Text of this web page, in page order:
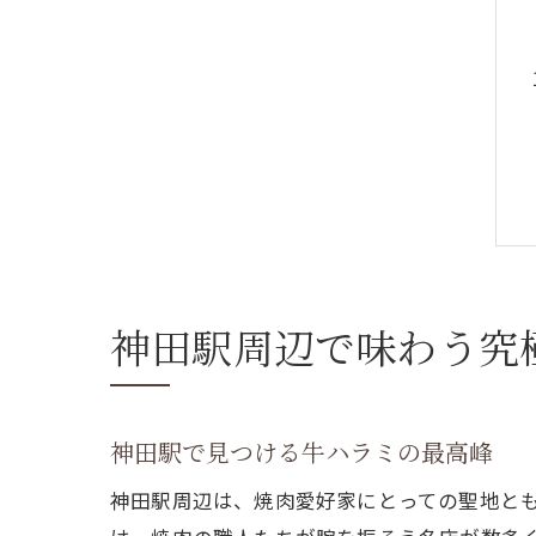
神田駅周辺で味わう
神田駅で見つける牛ハラミの最高峰
神田駅周辺は、焼肉愛好家にとっての聖地と